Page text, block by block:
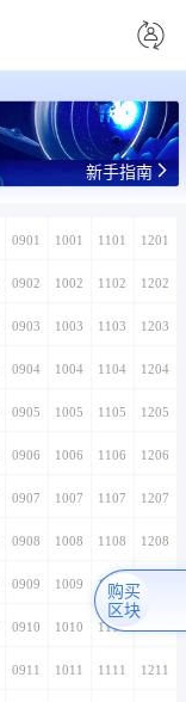
新手指南
0901 1001 1101 1201
0902 1002 1102 1202
0903 1003 1103 1203
0904 1004 1104 1204
0905 1005 1105 1205
0906 1006 1106 1206
0907 1007 1107 1207
0908 1008 1108 1208
0909 1009 1109
0910 1010 1110
0911 1011 1111 1211
购买
区块